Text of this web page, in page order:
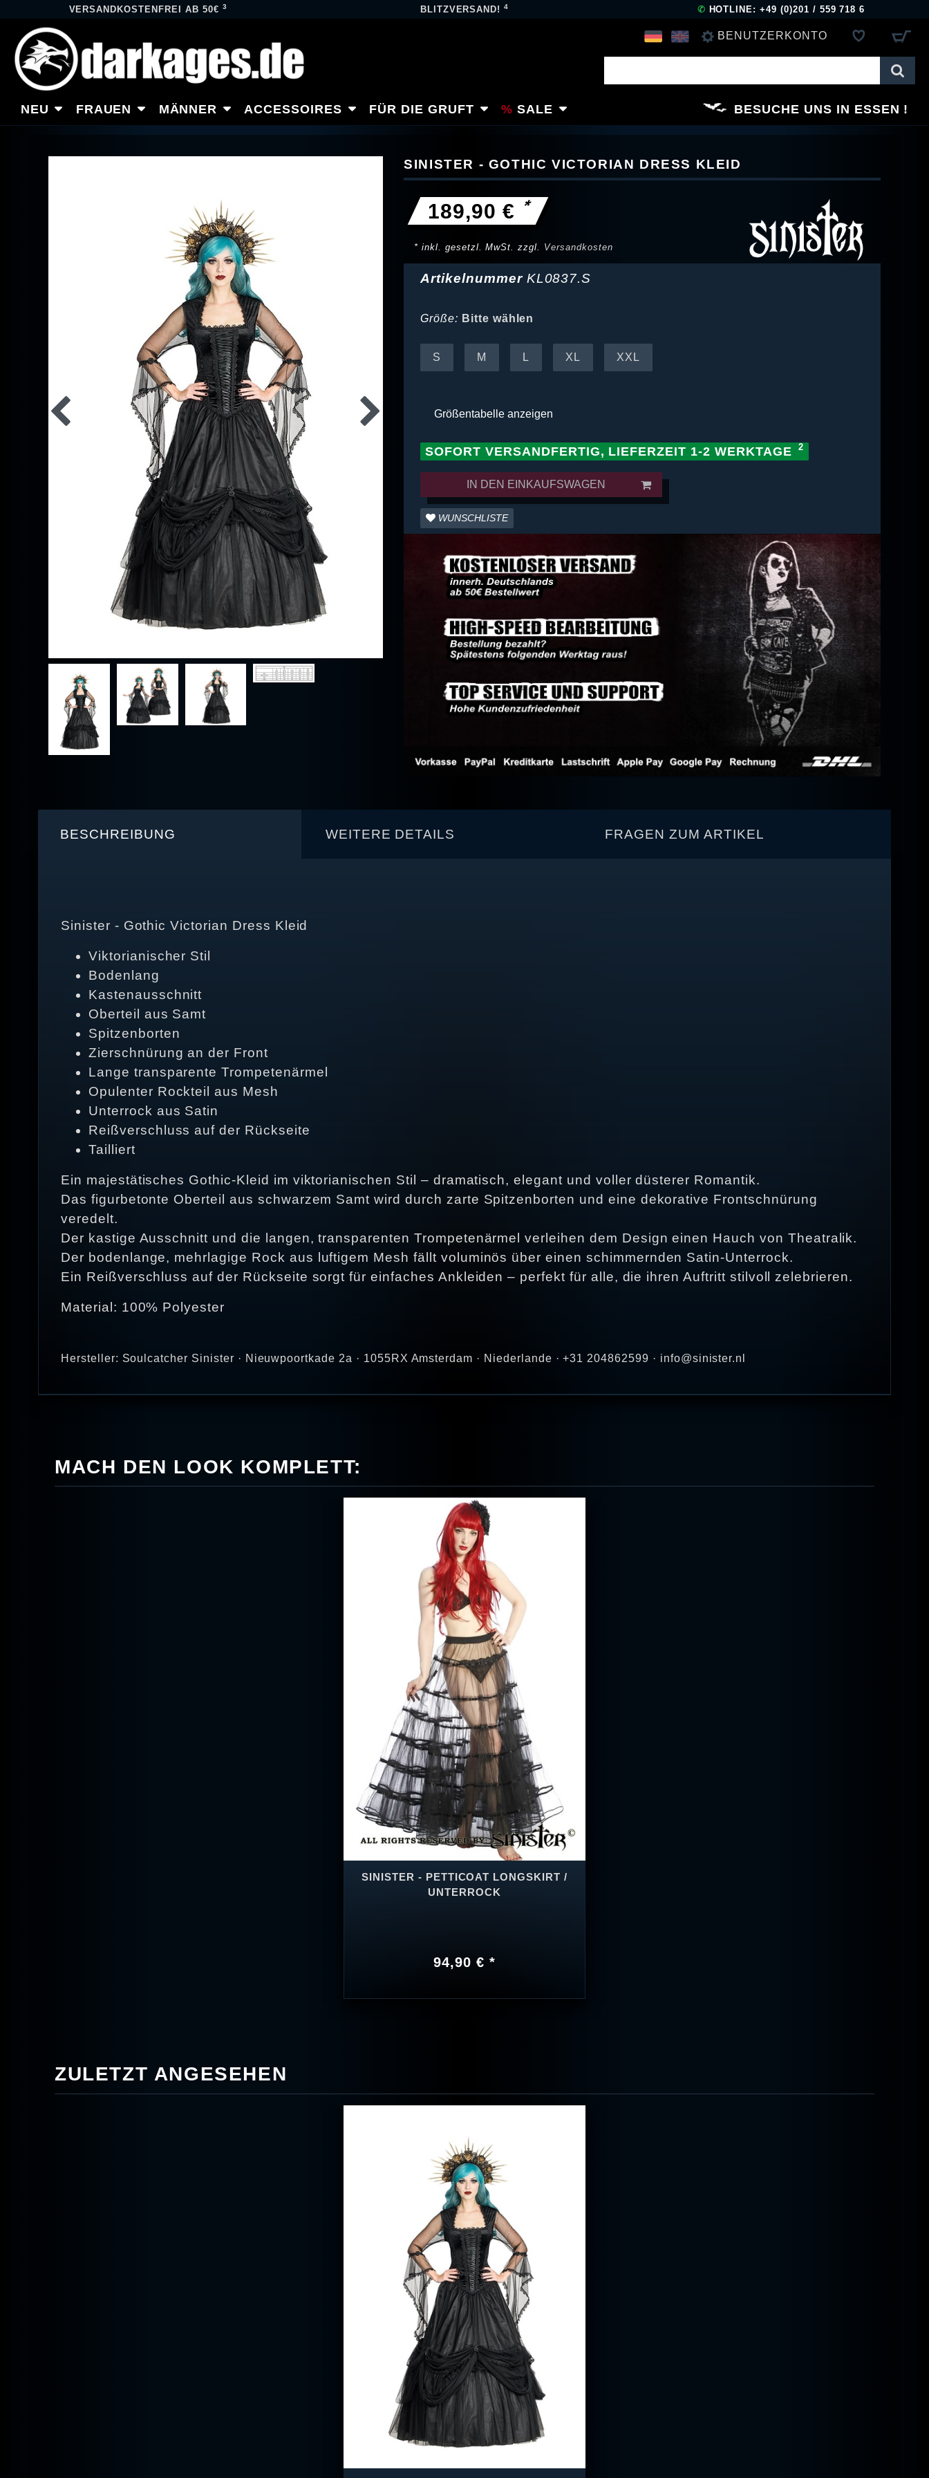
VERSANDKOSTENFREI AB 50€ 3 BLITZVERSAND!4 ✆ HOTLINE: +49 (0)201 / 559 718 6
BENUTZERKONTO
REGISTRIEREN
NEU FRAUEN MÄNNER ACCESSOIRES FÜR DIE GRUFT SALE BESUCHE UNS IN ESSEN
SINISTER - GOTHIC VICTORIAN DRESS KLEID
189,90 € *
* inkl. gesetzl. MwSt. zzgl. Versandkosten
Artikelnummer KL0837.S
Größe: Bitte wählen
S M L XL XXL
Größentabelle anzeigen
SOFORT VERSANDFERTIG, LIEFERZEIT 1-2 WERKTAGE
IN DEN EINKAUFSWAGEN
WUNSCHLISTE
BESCHREIBUNG WEITERE DETAILS FRAGEN ZUM ARTIKEL
Sinister - Gothic Victorian Dress Kleid
Viktorianischer Stil
Bodenlang
Kastenausschnitt
Oberteil aus Samt
Spitzenborten
Zierschnürung an der Front
Lange transparente Trompetenärmel
Opulenter Rockteil aus Mesh
Unterrock aus Satin
Reißverschluss auf der Rückseite
Tailliert
Ein majestätisches Gothic-Kleid im viktorianischen Stil – dramatisch, elegant und voller düsterer Romantik.
Das figurbetonte Oberteil aus schwarzem Samt wird durch zarte Spitzenborten und eine dekorative Frontschnürung
veredelt.
Der kastige Ausschnitt und die langen, transparenten Trompetenärmel verleihen dem Design einen Hauch von Theatralik.
Der bodenlange, mehrlagige Rock aus luftigem Mesh fällt voluminös über einen schimmernden Satin-Unterrock.
Ein Reißverschluss auf der Rückseite sorgt für einfaches Ankleiden – perfekt für alle, die ihren Auftritt stilvoll zelebrieren.
Material: 100% Polyester
Hersteller: Soulcatcher Sinister · Nieuwpoortkade 2a · 1055RX Amsterdam · Niederlande · +31 204862599 · info@sinister.nl
MACH DEN LOOK KOMPLETT:
SINISTER - PETTICOAT LONGSKIRT /
UNTERROCK
94,90 € *
ZULETZT ANGESEHEN